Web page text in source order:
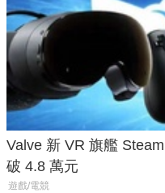
Valve 新 VR 旗艦
破 4.8 萬元
遊戲/電競